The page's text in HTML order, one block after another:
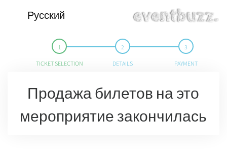
Русский
TICKET SELECTION DETAILS PAYMENT
Продажа билетов на это
мероприятие закончилась